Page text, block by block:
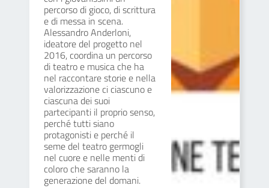
percorso di gioco, di scrittura
e di messa in scena.
Alessandro Anderloni,
ideatore del progetto nel
2016, coordina un percorso
di teatro e musica che ha
nel raccontare storie e nella
valorizzazione ci ciascuno e
ciascuna dei suoi
partecipanti il proprio senso,
perché tutti siano
protagonisti e perché il
seme del teatro germogli
nel cuore e nelle menti di
coloro che saranno la
generazione del domani.